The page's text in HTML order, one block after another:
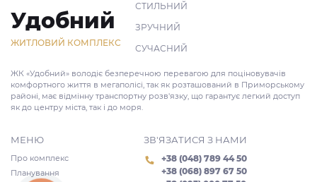
Удобний
ЖИТЛОВИЙ КОМПЛЕКС
СТИЛЬНИЙ
ЗРУЧНИЙ
СУЧАСНИЙ
ЖК «Удобний» володіє безперечною перевагою для поціновувачів
комфортного життя в мегаполісі, так як розташований в Приморському
районі, має відмінну транспортну розв'язку, що гарантує легкий доступ
як до центру міста, так і до моря.
МЕНЮ
Про комплекс
Планування
ЗВ'ЯЗАТИСЯ З НАМИ
+38 (048) 789 44 50
+38 (068) 897 67 50